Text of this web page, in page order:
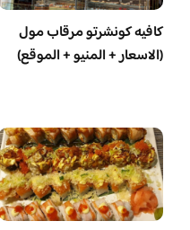
كافيه كونشرتو مرقاب مول
(الاسعار + المنيو + الموقع)